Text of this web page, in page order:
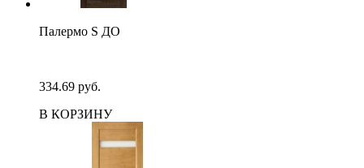
Палермо S ДО
334.69 руб.
В КОРЗИНУ